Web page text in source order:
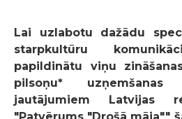
Lai uzlabotu dažādu
starpkultūru
papildinātu viņu
pilsoņu*
jautājumiem Latvijas